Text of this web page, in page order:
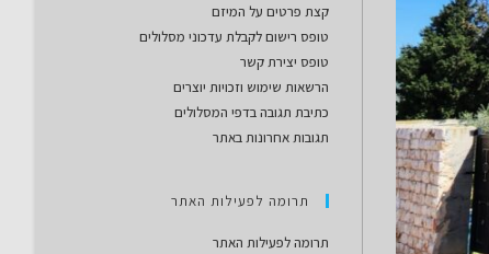
קצת פרטים על המיזם
טופס רישום לקבלת עדכוני מסלולים
טופס יצירת קשר
הרשאות שימוש וזכויות יוצרים
כתיבת תגובה בדפי המסלולים
תגובות אחרונות באתר
תרומה לפעילות האתר
תרומה לפעילות האתר